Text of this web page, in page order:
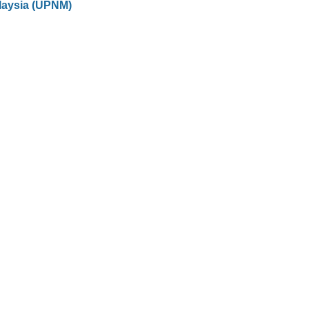
(UPNM)